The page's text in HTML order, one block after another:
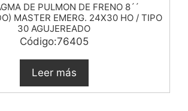
DE PULMON DE FRENO 8´´
MASTER EMERG. 24X30 HO / TIPO
30 AGUJEREADO
Código:76405
Leer más